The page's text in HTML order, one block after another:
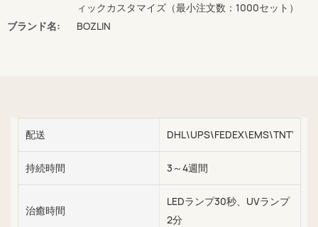
ィックカスタマイズ（最小注文数：1000セット）
ブランド名:
BOZLIN
配送
持続時間 3～4週間
治癒時間
LEDランプ30秒、UVランプ
2分